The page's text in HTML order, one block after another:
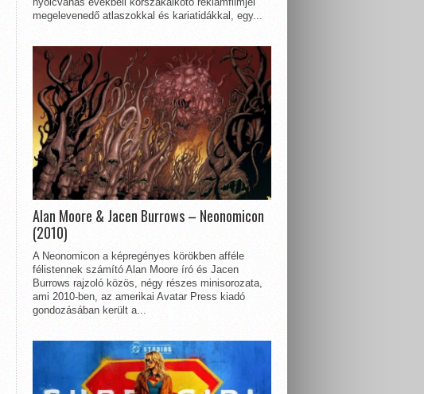
megelevenedő atlaszokkal és kariatidákkal, egy...
Alan Moore & Jacen Burrows – Neonomicon
(2010)
A Neonomicon a képregényes körökben afféle
félistennek számító Alan Moore író és Jacen
Burrows rajzoló közös, négy részes minisorozata,
ami 2010-ben, az amerikai Avatar Press kiadó
gondozásában került a...